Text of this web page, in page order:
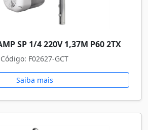
SP 1/4 220V 1,37M P60 2TX
Código: F02627-GCT
Saiba mais